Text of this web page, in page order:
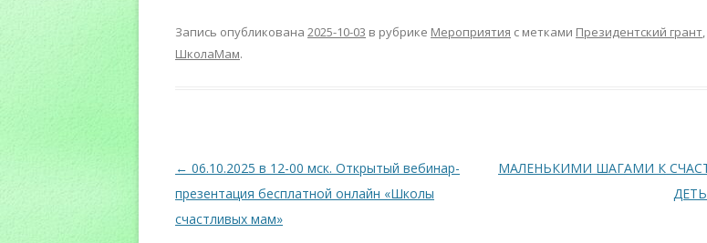
Запись опубликована 2025-10-03 в рубрике Мероприятия с метками Президентский грант,
ШколаМам.
Навигация
по
записям
← 06.10.2025 в 12-00 мск. Открытый вебинар-
презентация бесплатной онлайн «Школы
счастливых мам»
МАЛЕНЬКИМИ ШАГАМИ К